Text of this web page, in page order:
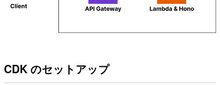
CDK のセットアップ